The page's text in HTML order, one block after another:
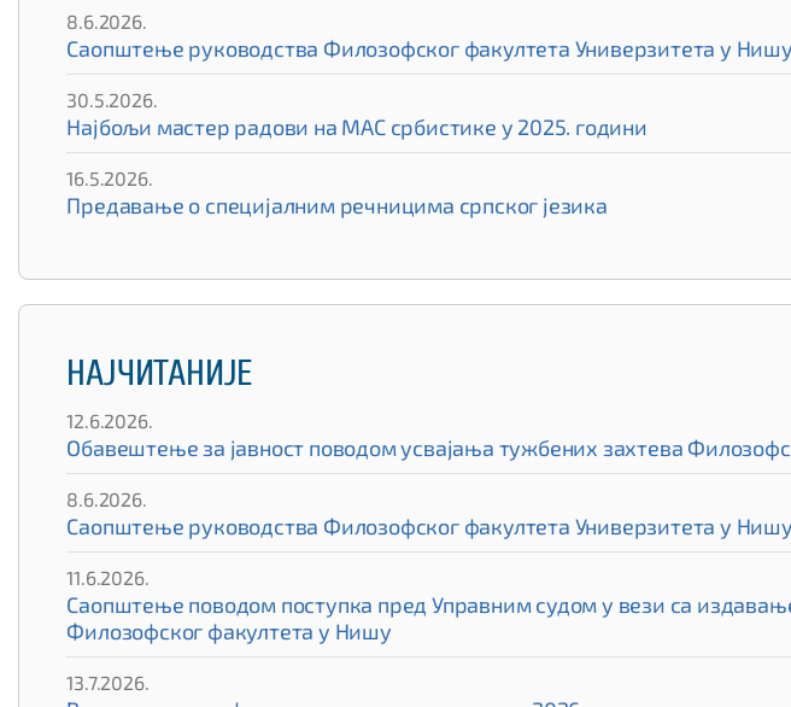
8.6.2026.
Саопштење руководства Филозофског факултета Универзитета у Нишу
30.5.2026.
Најбољи мастер радови на МАС србистике у 2025. години
16.5.2026.
Предавање о специјалним речницима српског језика
НАЈЧИТАНИЈЕ
12.6.2026.
Обавештење за јавност поводом усвајања тужбених захтева
8.6.2026.
Саопштење руководства Филозофског факултета Универзитета у Нишу
11.6.2026.
Саопштење поводом поступка пред Управним судом у вези са
Филозофског факултета у Нишу
13.7.2026.